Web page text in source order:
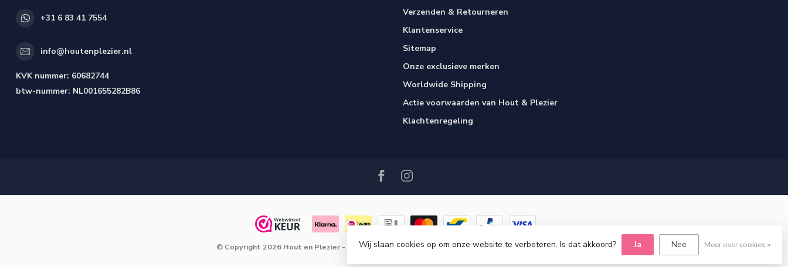
+31 6 83 41 7554
info@houtenplezier.nl
KVK nummer: 60682744
btw-nummer: NL001655282B86
Verzenden & Retourneren
Klantenservice
Sitemap
Onze exclusieve merken
Worldwide Shipping
Actie voorwaarden van Hout & Plezier
Klachtenregeling
© Copyright 2026 Hout en Plezier - Powered byLightspeed-Lightspeed designbyDyvelopment
Wij slaan cookies op om onze website te verbeteren. Is dat akkoord? Ja Nee Meer over cookies »